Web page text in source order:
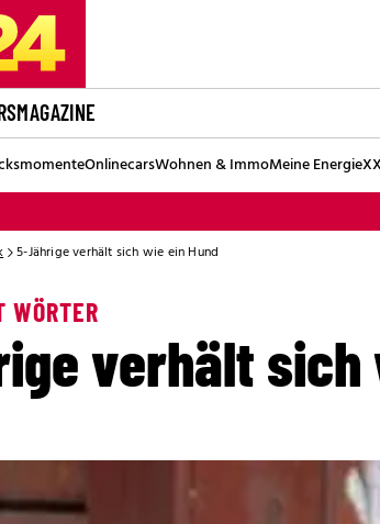
MAGAZINE
OnlinecarsWohnen & ImmoMeine Energie
5-Jährige verhält sich wie ein Hund
WÖRTER
verhält sich